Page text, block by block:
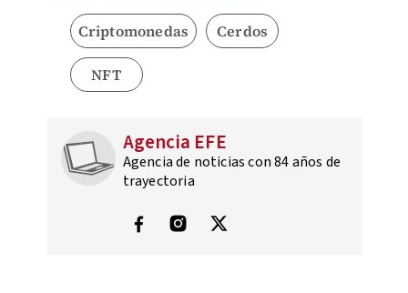
Criptomonedas Cerdos
NFT
Agencia EFE
Agencia de noticias con 84 años de
trayectoria